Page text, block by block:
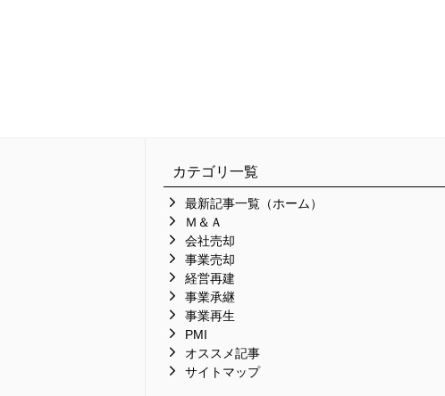
カテゴリ一覧
最新記事一覧（ホーム）
Ｍ＆Ａ
会社売却
事業売却
経営再建
事業承継
事業再生
PMI
オススメ記事
サイトマップ